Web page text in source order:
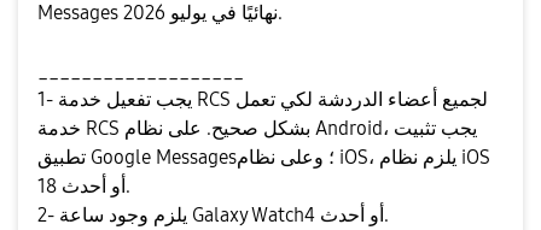
Messages نهائيًا في يوليو 2026.
1- يجب تفعيل خدمة RCS لجميع أعضاء الدردشة لكي تعمل
خدمة RCS بشكل صحيح. على نظام Android، يجب تثبيت
تطبيق Google Messages؛ وعلى نظام iOS، يلزم نظام iOS
18 أو أحدث.
2- يلزم وجود ساعة Galaxy Watch4 أو أحدث.